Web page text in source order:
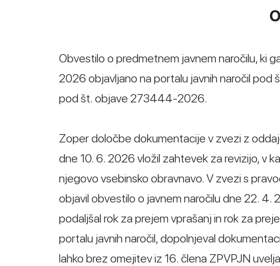
Obvestilo o predmetnem javnem naročilu, ki
2026 objavljano na portalu javnih naročil
pod št. objave 273444-2026.
Zoper določbe dokumentacije v zvezi z
dne 10. 6. 2026 vložil zahtevek za revizijo, v
njegovo vsebinsko obravnavo. V zvezi s
objavil obvestilo o javnem naročilu dne 22.
podaljšal rok za prejem vprašanj in rok za
portalu javnih naročil, dopolnjeval
lahko brez omejitev iz 16. člena ZPVPJN